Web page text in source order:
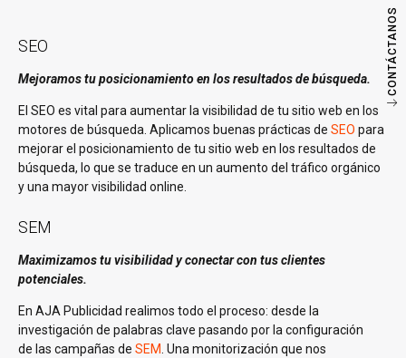
CONTÁCTANOS
SEO
Mejoramos tu posicionamiento en los resultados de búsqueda.
El SEO es vital para aumentar la visibilidad de tu sitio web en los
motores de búsqueda. Aplicamos buenas prácticas de SEO para
mejorar el posicionamiento de tu sitio web en los resultados de
búsqueda, lo que se traduce en un aumento del tráfico orgánico
y una mayor visibilidad online.
SEM
Maximizamos tu visibilidad y conectar con tus clientes
potenciales.
En AJA Publicidad realimos todo el proceso: desde la
investigación de palabras clave pasando por la configuración
de las campañas de SEM. Una monitorización que nos